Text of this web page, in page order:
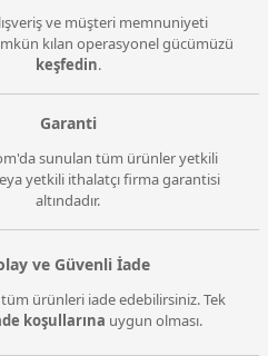
ve müşteri memnuniyeti
kılan operasyonel gücümüzü
keşfedin.
Garanti
sunulan tüm ürünler yetkili
yetkili ithalatçı firma garantisi
altındadır.
ve Güvenli İade
ürünleri iade edebilirsiniz. Tek
koşullarına uygun olması.